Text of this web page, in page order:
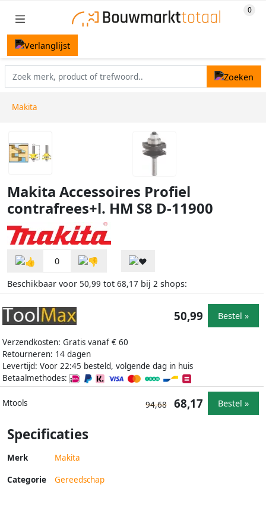
Makita
Makita Accessoires Profiel
contrafrees+l. HM S8 D-11900
0
Beschikbaar voor 50,99 tot 68,17 bij 2 shops:
Verzendkosten: Gratis vanaf € 60
Retourneren: 14 dagen
Levertijd: Voor 22:45 besteld, volgende dag in huis
Betaalmethodes:
50,99 Bestel »
Mtools 94,68 68,17 Bestel »
Specificaties
Merk Makita
Categorie Gereedschap